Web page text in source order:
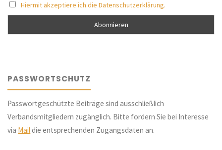
Hiermit akzeptiere ich die Datenschutzerklärung.
PASSWORTSCHUTZ
Passwortgeschützte Beiträge sind ausschließlich
Verbandsmitgliedern zugänglich. Bitte fordern Sie bei Interesse
via Maildie entsprechenden Zugangsdaten an.